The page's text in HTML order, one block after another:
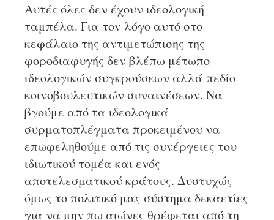
Αυτές όλες δεν έχουν ιδεολογική
ταμπέλα. Για τον λόγο αυτό στο
κεφάλαιο της αντιμετώπισης της
φοροδιαφυγής δεν βλέπω μέτωπο
ιδεολογικών συγκρούσεων αλλά πεδίο
κοινοβουλευτικών συναινέσεων. Να
βγούμε από τα ιδεολογικά
συρματοπλέγματα προκειμένου να
επωφεληθούμε από τις συνέργειες του
ιδιωτικού τομέα και ενός
αποτελεσματικού κράτους. Δυστυχώς
όμως το πολιτικό μας σύστημα δεκαετίες
για να μην πω αιώνες θρέφεται από τη